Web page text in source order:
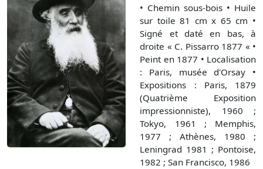
• Chemin sous-bois • Huile
sur toile 81 cm x 65 cm •
Signé et daté en bas, à
droite « C. Pissarro 1877 « •
Peint en 1877 • Localisation
: Paris, musée d'Orsay •
Expositions : Paris, 1879
(Quatrième Exposition
impressionniste), 1960 ;
Tokyo, 1961 ; Memphis,
1977 ; Athènes, 1980 ;
Leningrad 1981 ; Pontoise,
1982 ; San Francisco, 1986